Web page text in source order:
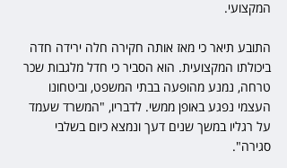
המקצועי.
התובע תיאר כי מאז אותה חקירה חלה ירידה חדה
ביכולתו המקצועית. הוא הסביר כי חדל מלגבות שכר
טרחה, נמנע מהופעה בבתי המשפט, וביטחונו
העצמי נפגע באופן ממשי. לדבריו, "המשרד שעמד
על רגליו במשך שנים דעך ונמצא כיום בשלבי
סגירה".